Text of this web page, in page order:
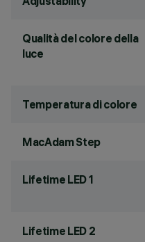
Qualità del colore della
luce
Temperatura di colore
MacAdam Step
Lifetime LED 1
Lifetime LED 2